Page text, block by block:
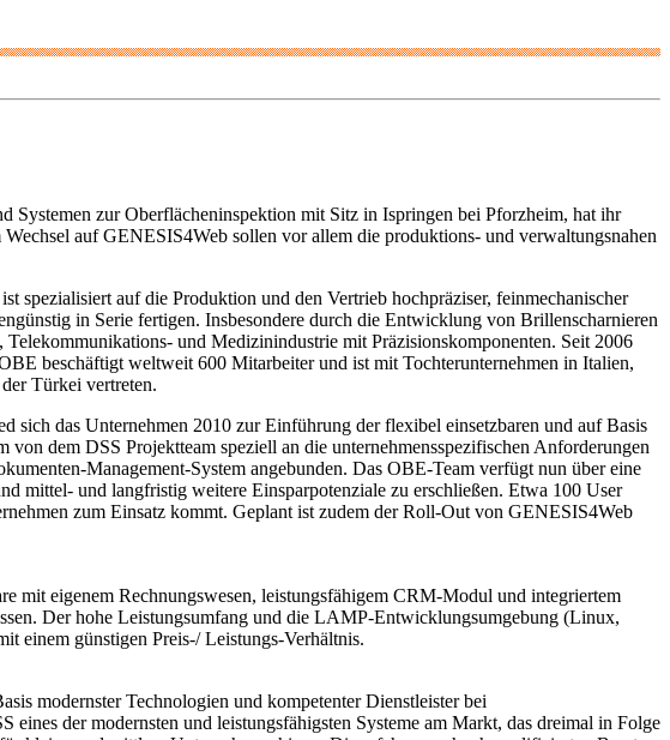
zur Oberflächeninspektion mit Sitz in Ispringen bei Pforzheim, hat ihr
auf GENESIS4Web sollen vor allem die produktions- und verwaltungsnahen
auf die Produktion und den Vertrieb hochpräziser, feinmechanischer
in Serie fertigen. Insbesondere durch die Entwicklung von Brillenscharnieren
und Medizinindustrie mit Präzisionskomponenten. Seit 2006
beschäftigt weltweit 600 Mitarbeiter und ist mit Tochterunternehmen in Italien,
Türkei vertreten.
sich das Unternehmen 2010 zur Einführung der flexibel einsetzbaren und auf Basis
dem DSS Projektteam speziell an die unternehmensspezifischen Anforderungen
Management-System angebunden. Das OBE-Team verfügt nun über eine
mittel- und langfristig weitere Einsparpotenziale zu erschließen. Etwa 100 User
zum Einsatz kommt. Geplant ist zudem der Roll-Out von GENESIS4Web
mit eigenem Rechnungswesen, leistungsfähigem CRM-Modul und integriertem
Der hohe Leistungsumfang und die LAMP-Entwicklungsumgebung (Linux,
einem günstigen Preis-/ Leistungs-Verhältnis.
modernster Technologien und kompetenter Dienstleister bei
der modernsten und leistungsfähigsten Systeme am Markt, das dreimal in Folge